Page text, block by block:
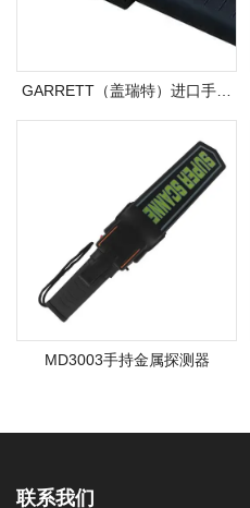
GARRETT（盖瑞特）进口手持
MD3003手持金属探测器
联系我们